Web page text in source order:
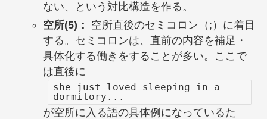
ない、という対比構造を作る。
空所(5)：
空所直後のセミコロン（;）に着目
する。セミコロンは、直前の内容を補足・
具体化する働きをすることが多い。ここで
は直後に
she just loved sleeping in a
dormitory...
が空所に入る語の具体例になっているた